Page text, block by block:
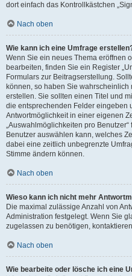
dort einfach das Kontrollkästchen
Nach oben
Wie kann ich eine Umfrage
Wenn Sie ein neues Thema eröffnen
bearbeiten, finden Sie ein Register
Formulars zur Beitragserstellung.
können, so haben Sie
erstellen. Sie sollten einen Titel und
die entsprechenden Felder eingeben
Antwortmöglichkeit in einer eigenen
„Auswahlmöglichkeiten pro
Benutzer auswählen kann, welches
dabei eine zeitlich unbegrenzte
Stimme ändern können.
Nach oben
Wieso kann ich nicht mehr
Die maximal zulässige Anzahl von
Administration festgelegt. Wenn Sie
zugelassen zu benötigen,
Nach oben
Wie bearbeite oder lösche ich eine